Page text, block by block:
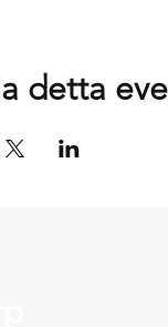
detta